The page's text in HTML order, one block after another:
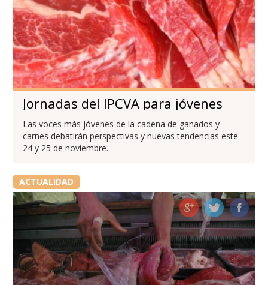
Jornadas del IPCVA para jóvenes
Las voces más jóvenes de la cadena de ganados y
carnes debatirán perspectivas y nuevas tendencias este
24 y 25 de noviembre.
ACTUALIDAD